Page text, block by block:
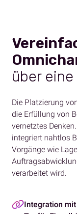
über
Die Platzierung
die Erfüllung von
vernetztes
integriert nahtlos
Vorgänge wie
verarbeitet wird.
Integration